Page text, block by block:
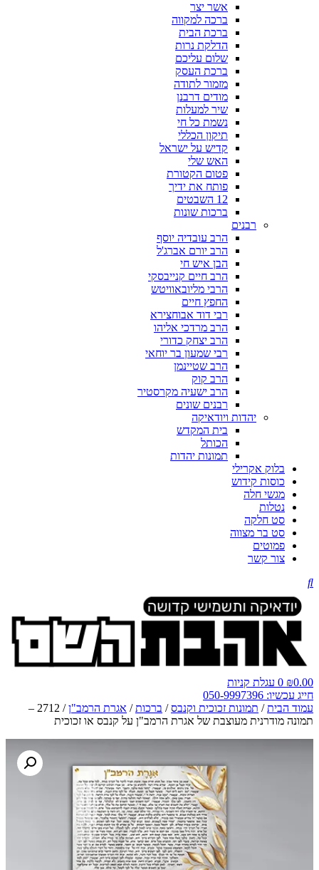
אשר יצר
ברכה למקווה
ברכת הבית
הדלקת נרות
שלום עליכם
ברכת העסק
מזמור לתודה
מודים דרבנן
שיר למעלות
נשמת כל חי
תיקון הכללי
קדיש על ישראל
האש שלי
פטום הקטורת
פותח את ידיך
12 השבטים
ברכות שונות
רבנים
הרב עובדיה יוסף
הרב יורם אברג'ל
הבן איש חי
הרב חיים קנייבסקי
הרבי מליובאוויטש
החפץ חיים
רבי דוד אבוחצירא
הרב מרדכי אליהו
הרב יצחק כדורי
רבי שמעון בר יוחאי
הרב שטיינמן
הרב קוק
הרב ישעיה מקרסטיר
רבנים שונים
יהדות ויודאיקה
בית המקדש
הכותל
תמונות יהדות
בלוק אקרילי
כוסות קידוש
מגשי חלה
נטלות
סט חלקה
סט בר מצווה
פמוטים
צור קשר
₪0.00
0 עגלת קניות
חייג עכשיו: 050-9997396
עמוד הבית/ תמונות זכוכית וקנבס/ ברכות/ אגרת הרמב"ן
/ 2712 –
תמונה מודרנית מעוצבת של אגרת הרמב"ן על קנבס או זכוכית